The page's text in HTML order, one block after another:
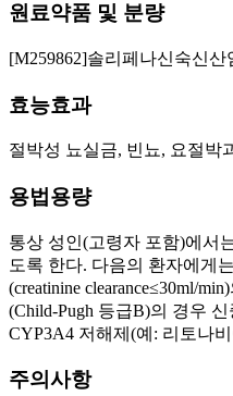
원료약품 및 분량
[M259862]솔리페나신숙신산
효능효과
절박성 뇨실금, 빈뇨, 요절박
용법용량
통상 성인(고령자 포함)에서
도록 한다. 다음의 환자에게
(creatinine clearance≤30ml/
(Child-Pugh 등급B)의 경우
CYP3A4 저해제(예: 리토나
주의사항